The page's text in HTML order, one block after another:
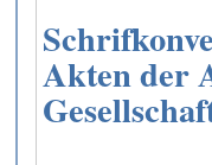
Akten der